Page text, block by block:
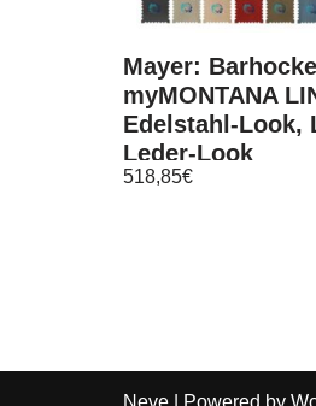
Mayer:
myMONTANA
Edelstahl-Look,
Leder-Look
518,85€